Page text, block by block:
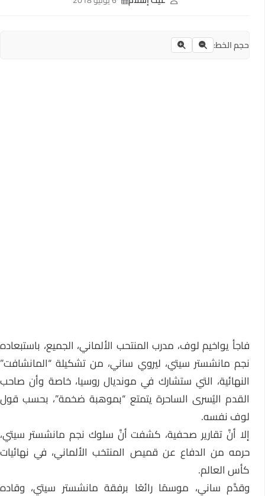
حجم الخط:
فاجأ يواخيم لوف، مدرب المنتحب الألماني، الجميع، باستبعاده
نجم مانشستر سيتي، ليروي ساني، من تشكيلة “المانشافت”
النهائية، التي ستشارك في مونديال روسيا، خاصة وأن صاحب
القدم اليُسرى الساحرة يتمتع “بموهبة ضخمة”، بحسب قول
لوف نفسه.
إلا أنَّ تقارير صحفية، كشفت أنَّ سلوك نجم مانشستر سيتي،
حرمه من الدفاع عن قميص المنتخب الألماني، في نهائيات
كأس العالم.
وقدَّم ساني، موسمًا رائعًا برفقة مانشستر سيتي، وقاده